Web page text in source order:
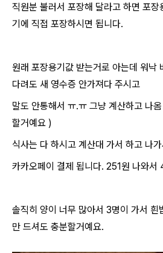
직원분 불러서 포장해 달라고 하면 포장
기에 직접 포장하시면 됩니다.
원래 포장용기값 받는거로 아는데 워낙
다려도 새 영수증 안가져다 주시고
말도 안통해서 ㅠ.ㅠ 그냥 계산하고 나
할거예요 )
식사는 다 하시고 계산대 가서 하고 나
카카오페이 결제 됩니다. 251원 나와서
솔직히 양이 너무 많아서 3명이 가서 흰
만 드셔도 충분할거예요.